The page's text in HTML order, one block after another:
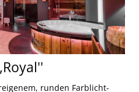
runden Farblicht-